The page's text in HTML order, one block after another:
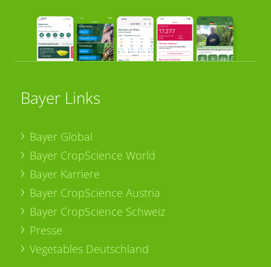
Bayer Links
Bayer Global
Bayer CropScience World
Bayer Karriere
Bayer CropScience Austria
Bayer CropScience Schweiz
Presse
Vegetables Deutschland